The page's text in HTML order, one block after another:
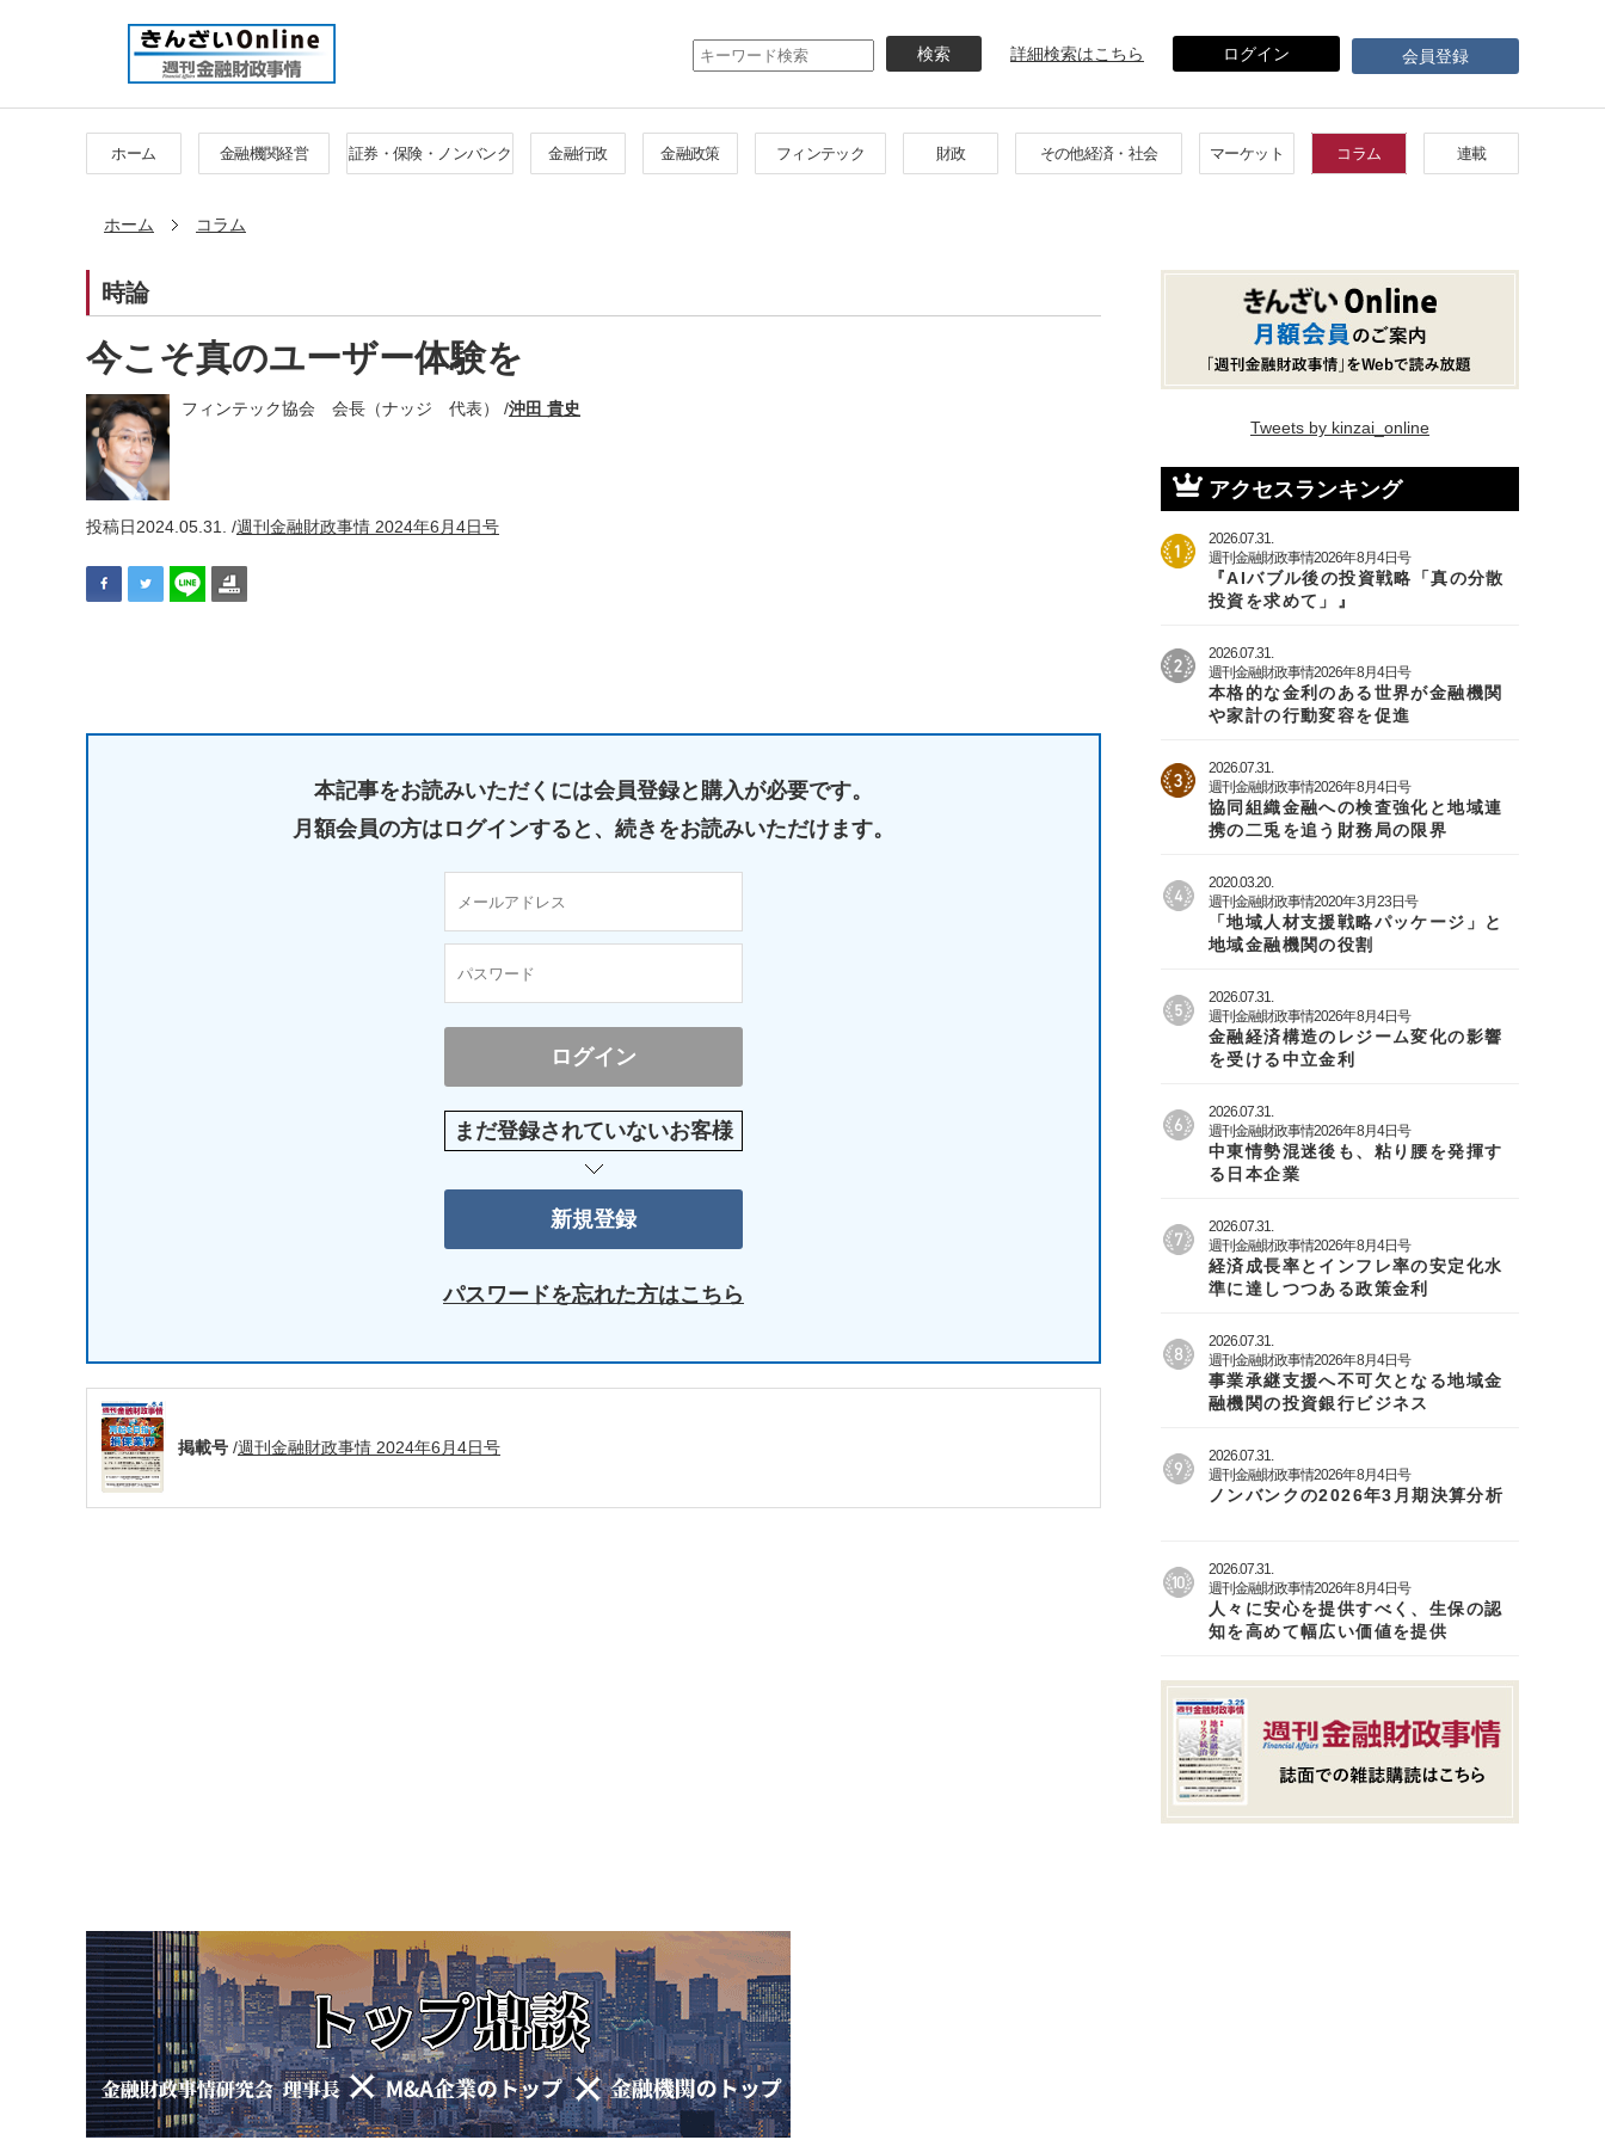
イ
ン
テ
ン
詳細検索はこちら ログイン 会員登録
ホーム 金融機関経営 証券・保険・ノンバンク 金融行政 金融政策 フィンテック 財政 その他経済・社会 マーケット コラム 連載
ホーム コラム
時論
今こそ真のユーザー体験を
フィンテック協会 会長（ナッジ 代表） /沖田 貴史
投稿日2024.05.31. /週刊金融財政事情 2024年6月4日号
本記事をお読みいただくには会員登録と購入が必要です。
月額会員の方はログインすると、 続きをお読みいただけます。
まだ登録されていないお客様
パスワードを忘れた方はこちら
掲載号 /週刊金融財政事情 2024年6月4日号
Tweets by kinzai_online
アクセスランキング
2026.07.31.
週刊金融財政事情2026年8月4日号
『AIバブル後の投資戦略「真の分散
投資を求めて」』
2026.07.31.
週刊金融財政事情2026年8月4日号
本格的な金利のある世界が金融機関
や家計の行動変容を促進
2026.07.31.
週刊金融財政事情2026年8月4日号
協同組織金融への検査強化と地域連
携の二兎を追う財務局の限界
2020.03.20.
週刊金融財政事情2020年3月23日号
「地域人材支援戦略パッケージ」と
地域金融機関の役割
2026.07.31.
週刊金融財政事情2026年8月4日号
金融経済構造のレジーム変化の影響
を受ける中立金利
2026.07.31.
週刊金融財政事情2026年8月4日号
中東情勢混迷後も、粘り腰を発揮す
る日本企業
2026.07.31.
週刊金融財政事情2026年8月4日号
経済成長率とインフレ率の安定化水
準に達しつつある政策金利
2026.07.31.
週刊金融財政事情2026年8月4日号
事業承継支援へ不可欠となる地域金
融機関の投資銀行ビジネス
2026.07.31.
週刊金融財政事情2026年8月4日号
ノンバンクの2026年3月期決算分析
2026.07.31.
週刊金融財政事情2026年8月4日号
人々に安心を提供すべく、生保の認
知を高めて幅広い価値を提供